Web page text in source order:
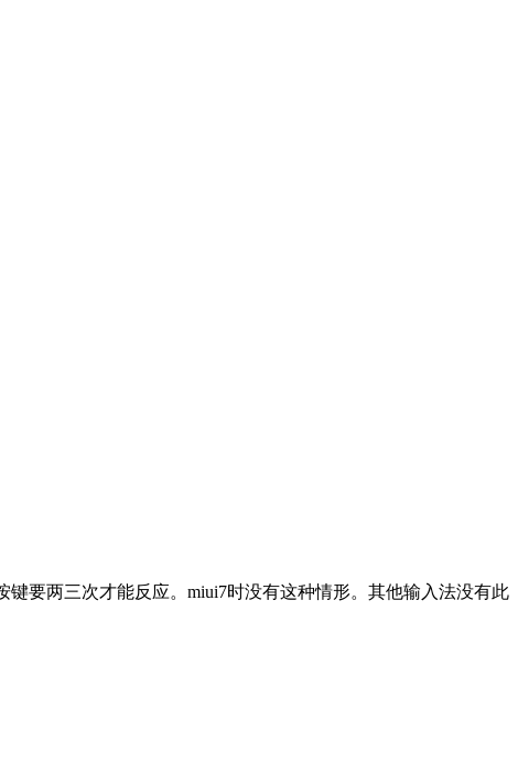
要两三次才能反应。miui7时没有这种情形。其他输入法没有此